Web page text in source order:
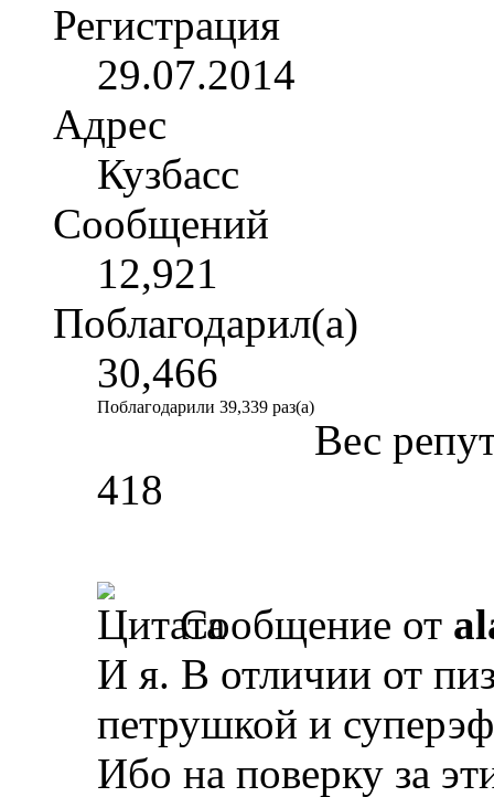
Регистрация
29.07.2014
Адрес
Кузбасс
Сообщений
12,921
Поблагодарил(а)
30,466
Поблагодарили 39,339 раз(а)
Вес
418
Сообщение от
И я. В отличии от
петрушкой и
Ибо на поверку за